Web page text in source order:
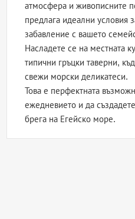
атмосфера и живописните
предлага идеални условия
забавление с вашето
Насладете се на местната
типични гръцки таверни,
свежи морски деликатеси.
Това е перфектната
ежедневието и да
брега на Егейско море.